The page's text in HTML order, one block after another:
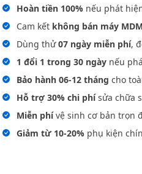
Hoàn tiền 100% nếu phát
Cam kết không bán máy
Dùng thử07 ngày miễn phí,
1 đổi 1 trong 30 ngày nếu
Bảo hành 06-12 tháng cho
Hỗ trợ 30% chi phísửa chữa
Miễn phívệ sinh cơ bản trọn
Giảm từ 10-20% phụ kiện